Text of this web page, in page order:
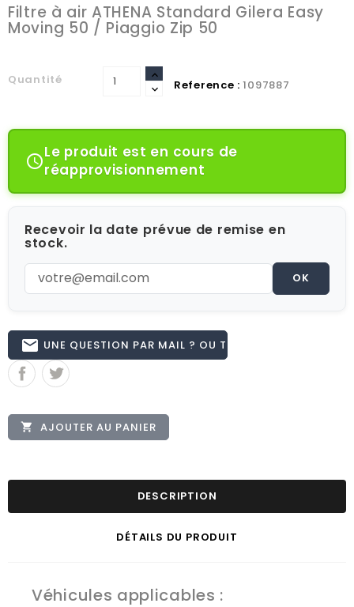
Filtre à air ATHENA Standard Gilera Easy
Moving 50 / Piaggio Zip 50
Quantité Reference : 1097887
Le produit est en cours de
réapprovisionnement
Recevoir la date prévue de remise en
stock.
OK
email UNE QUESTION PAR MAIL ? OU TÉL 02.51.62.16.59
 AJOUTER AU PANIER
DESCRIPTION
DÉTAILS DU PRODUIT
Véhicules applicables :